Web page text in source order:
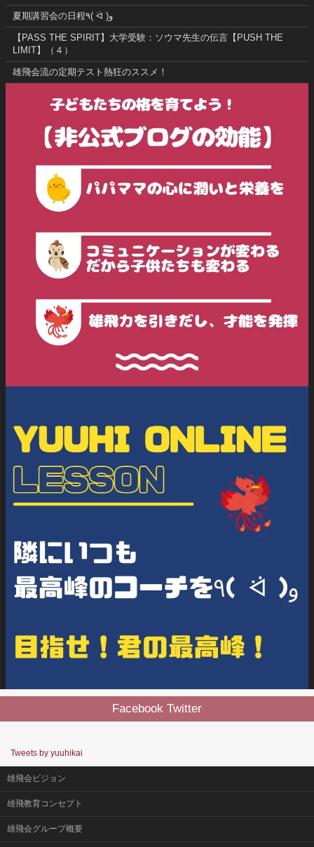
夏期講習会の日程٩( ᐛ )و
【PASS THE SPIRIT】大学受験：ソウマ先生の伝言【PUSH THE
LIMIT】（４）
雄飛会流の定期テスト熱狂のススメ！
Facebook Twitter
Tweets by yuuhikai
雄飛会ビジョン
雄飛教育コンセプト
雄飛会グループ概要